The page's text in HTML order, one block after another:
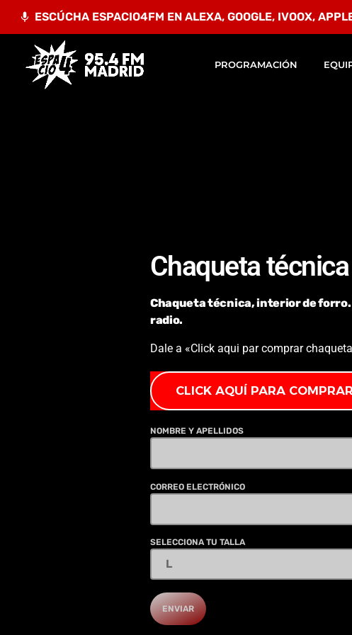
mic ESCÚCHA ESPACIO4FM EN ALEXA, GOOGLE, IVOOX,
PROGRAMACIÓN
Chaqueta
Chaqueta técnica, interior de forro.
radio.
Dale a «Click aqui par comprar
CLICK AQUÍ PARA
NOMBRE Y APELLIDOS
CORREO ELECTRÓNICO
SELECCIONA TU TALLA